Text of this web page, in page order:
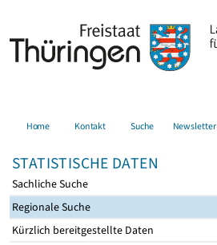
Home Kontakt Suche Newsletter
STATISTISCHE DATEN
Sachliche Suche
Regionale Suche
Kürzlich bereitgestellte Daten